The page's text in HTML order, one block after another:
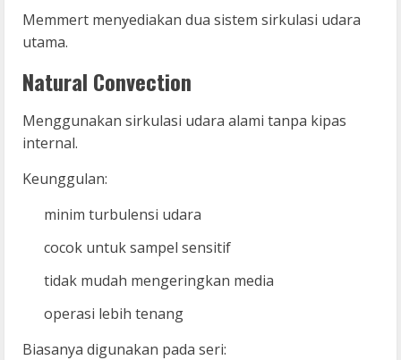
Memmert menyediakan dua sistem sirkulasi udara
utama.
Natural Convection
Menggunakan sirkulasi udara alami tanpa kipas
internal.
Keunggulan:
minim turbulensi udara
cocok untuk sampel sensitif
tidak mudah mengeringkan media
operasi lebih tenang
Biasanya digunakan pada seri: